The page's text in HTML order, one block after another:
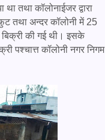
तथा कॉलोनाईजर द्वारा
तथा अन्दर कॉलोनी में 25
की गई थी। इसके
पश्चात्त कॉलोनी नगर निगम